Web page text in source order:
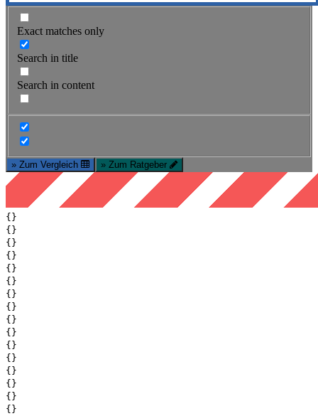
Exact matches only
Search in title
Search in content
» Zum Vergleich » Zum Ratgeber
{}
{}
{}
{}
{}
{}
{}
{}
{}
{}
{}
{}
{}
{}
{}
{}